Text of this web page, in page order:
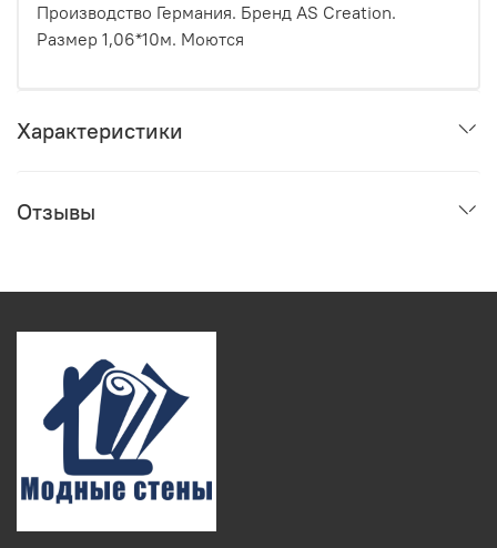
Производство Германия. Бренд AS Creation.
Размер 1,06*10м. Моются
Характеристики
Отзывы